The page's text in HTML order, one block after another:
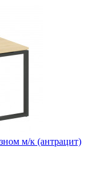
м/к (антрацит)